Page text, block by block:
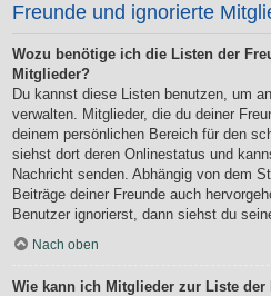
Freunde und ignorierte
Wozu benötige ich die Listen der
Mitglieder?
Du kannst diese Listen benutzen, um
verwalten. Mitglieder, die du deiner
deinem persönlichen Bereich für den
siehst dort deren Onlinestatus und
Nachricht senden. Abhängig von dem
Beiträge deiner Freunde auch
Benutzer ignorierst, dann siehst du
Nach oben
Wie kann ich Mitglieder zur Liste